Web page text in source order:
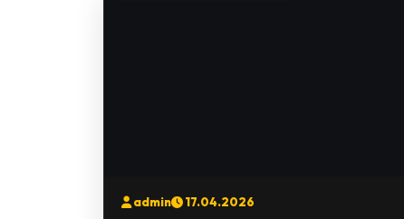
admin 17.04.2026